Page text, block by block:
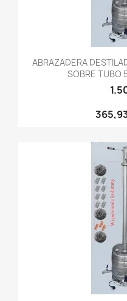
ABRAZADERA
SOBRE